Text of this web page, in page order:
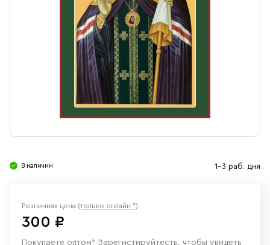
Ювелирные изделия
В наличии 1-3 раб. дня
Розничная цена (только онлайн *)
300 ₽
Покупаете оптом? Зарегистируйтесть, чтобы увидеть